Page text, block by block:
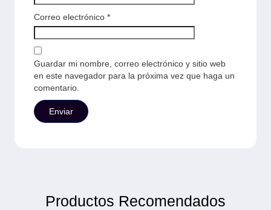
Correo electrónico *
Guardar mi nombre, correo electrónico y sitio web
en este navegador para la próxima vez que haga un
comentario.
Productos Recomendados